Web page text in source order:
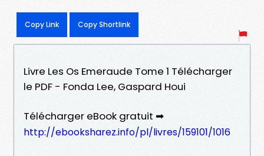
Copy Link Copy Shortlink
Livre Les Os Emeraude Tome 1 Télécharger
le PDF - Fonda Lee, Gaspard Houi
Télécharger eBook gratuit ➡
http://ebooksharez.info/pl/livres/159101/1016